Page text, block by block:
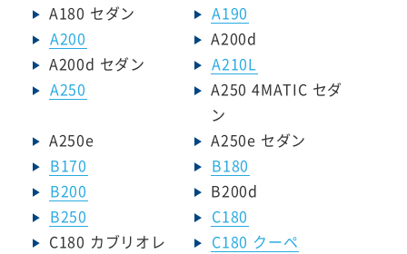
A180 セダン
A190
A200
A200d
A200d セダン
A210L
A250
A250 4MATIC セダ
ン
A250e
A250e セダン
B170
B180
B200
B200d
B250
C180
C180 カブリオレ
C180 クーペ